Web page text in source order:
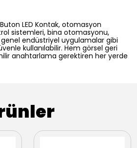
LED Kontak, otomasyon
sistemleri, bina otomasyonu,
endüstriyel uygulamalar gibi
kullanılabilir. Hem görsel geri
anahtarlama gerektiren her yerde